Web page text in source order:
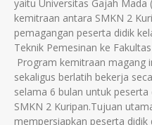
yaitu Universitas Gajah Mada
kemitraan antara SMKN 2
pemagangan peserta didik
Teknik Pemesinan ke
Program kemitraan magang
sekaligus berlatih bekerja
selama 6 bulan untuk peserta
SMKN 2 Kuripan.Tujuan
mempersiapkan peserta